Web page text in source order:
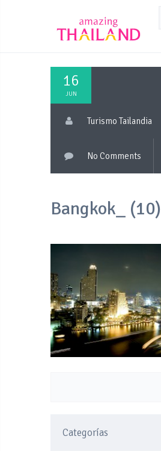
16
JUN
Turismo Tailandia
No Comments
Bangkok_ (10)
Categorías